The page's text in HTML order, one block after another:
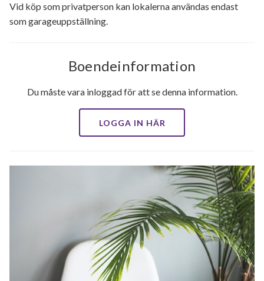
Vid köp som privatperson kan lokalerna användas endast
som garageuppställning.
Boendeinformation
Du måste vara inloggad för att se denna information.
LOGGA IN HÄR